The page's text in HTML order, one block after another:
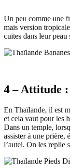
Un peu comme une
mais version
cuites dans leur peau
4 – Attitude :
En Thaïlande, il est
et cela vaut pour les
Dans un temple,
assister à une prière,
l’autel. On les replie